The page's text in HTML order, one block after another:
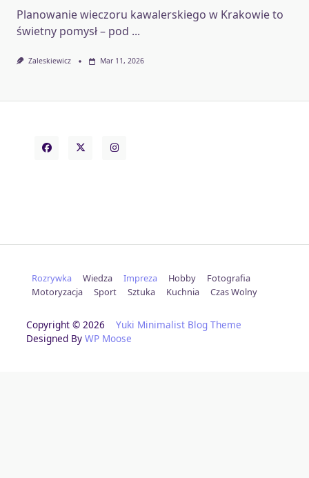
Planowanie wieczoru kawalerskiego w Krakowie to
świetny pomysł – pod ...
Zaleskiewicz Mar 11, 2026
Rozrywka Wiedza Impreza Hobby
Fotografia
Motoryzacja
Sport Sztuka Kuchnia Czas Wolny
Copyright © 2026 Yuki Minimalist Blog Theme
Designed By WP Moose